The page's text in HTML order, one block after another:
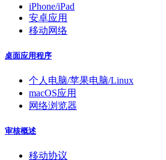
iPhone/iPad
安卓应用
移动网络
桌面应用程序
个人电脑/苹果电脑/Linux
macOS应用
网络浏览器
审核概述
移动协议